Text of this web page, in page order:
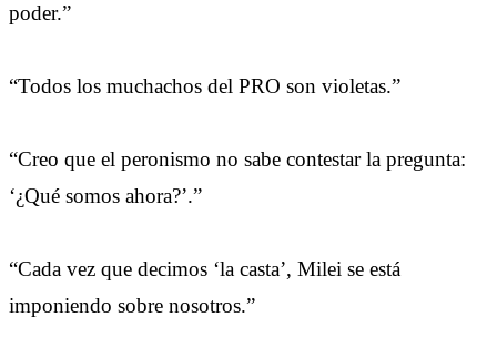
poder.”
“Todos los muchachos del PRO son violetas.”
“Creo que el peronismo no sabe contestar la pregunta:
‘¿Qué somos ahora?’.”
“Cada vez que decimos ‘la casta’, Milei se está
imponiendo sobre nosotros.”